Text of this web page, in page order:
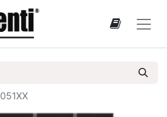
051XX